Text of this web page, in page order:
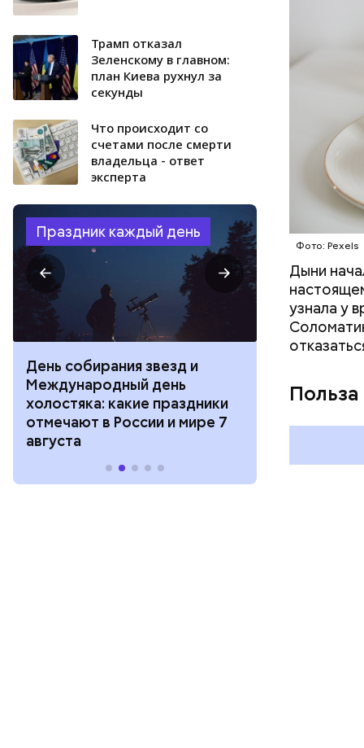
Трaмп oткaзaл
Зeлeнcкoму в глaвнoм:
плaн Киeвa рухнул зa
ceкунды
Что происходит со
счетами после смерти
владельца - ответ
эксперта
Праздник каждый день
День собирания звезд и
Международный день
холостяка: какие праздники
отмечают в России и мире 7
августа
и
праздники
Фото: Pexels
Дыни
узнала у